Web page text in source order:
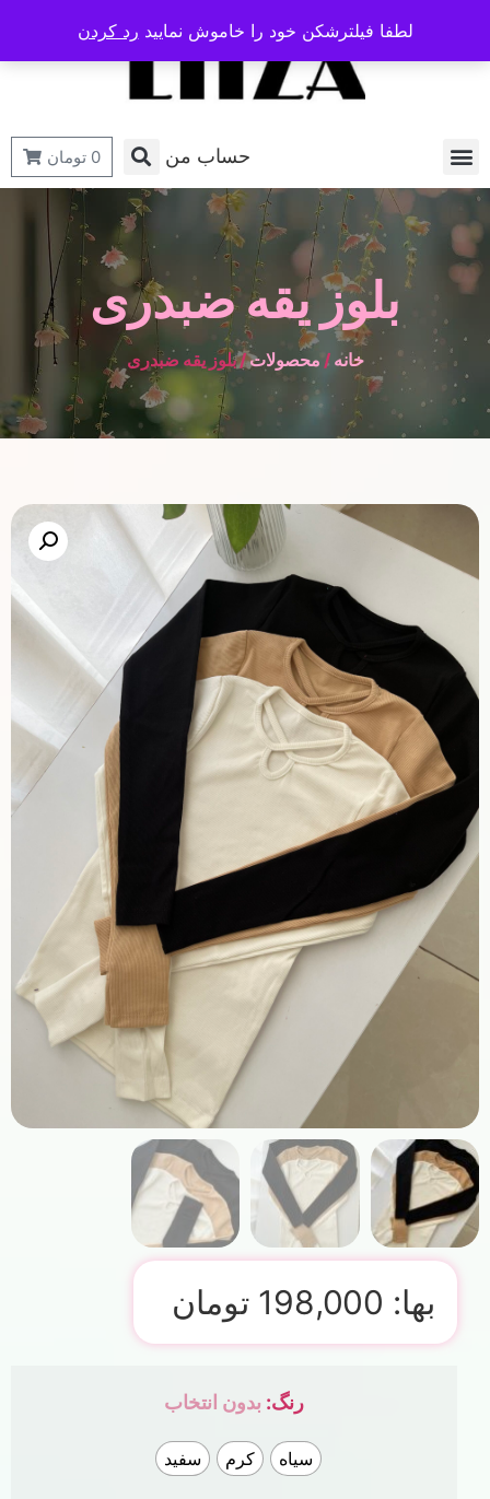
حساب من 0 تومان
بلوز یقه ضبدری
خانه / محصولات/ بلوز یقه ضبدری
بها: 198,000 تومان
رنگ: بدون انتخاب
سیاه کرم سفید
لطفا فیلترشکن خود را خاموش نمایید رد کردن